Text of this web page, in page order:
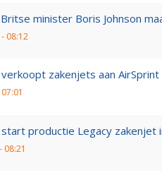
minister Boris Johnson
08:12
zakenjets aan AirSprint
productie Legacy zakenjet
08:21